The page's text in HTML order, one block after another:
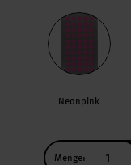
Neonpink
Menge: